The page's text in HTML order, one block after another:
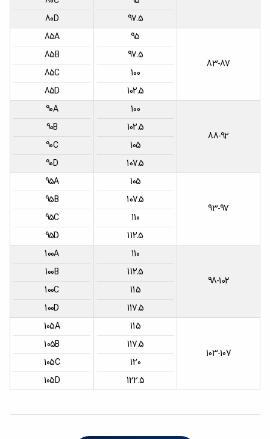
97.5
80D
83-87
95
97.5
100
102.5
85A
85B
85C
85D
88-92
100
102.5
105
107.5
90A
90B
90C
90D
93-97
105
107.5
110
112.5
95A
95B
95C
95D
98-102
110
112.5
115
117.5
100A
100B
100C
100D
103-107
115
117.5
120
122.5
105A
105B
105C
105D